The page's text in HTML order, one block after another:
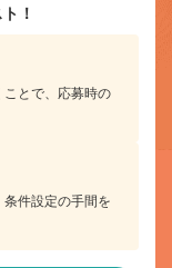
！
とで、応募時の
件設定の手間を